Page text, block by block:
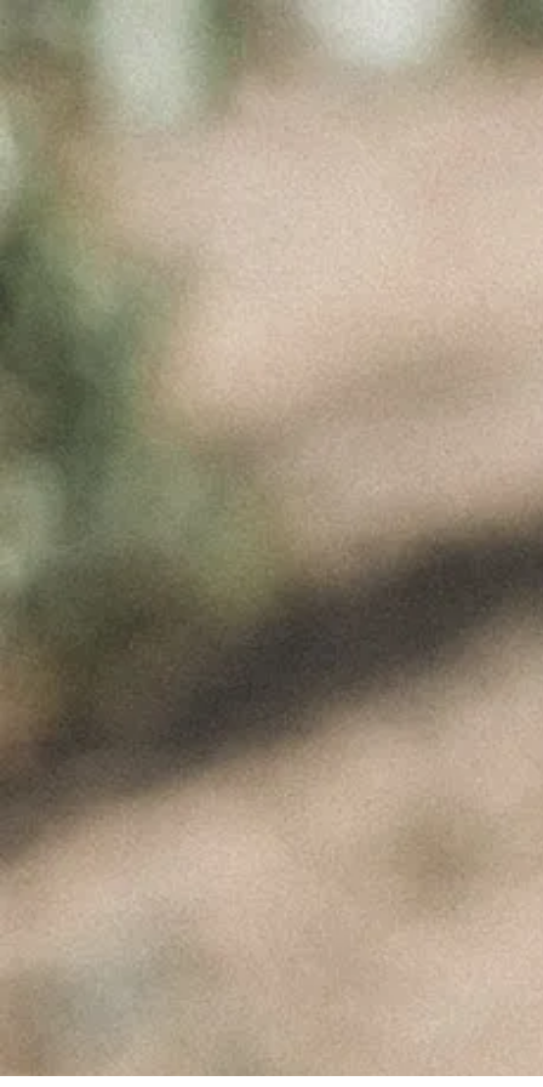
APANHA DA
AZEITONA
2020
Novembro 3, 2020
Apanha da azeitona 2020
ÚLTIMAS NOTÍCIAS
dos Vinhos de Paulo
Coutinho – Fev2025